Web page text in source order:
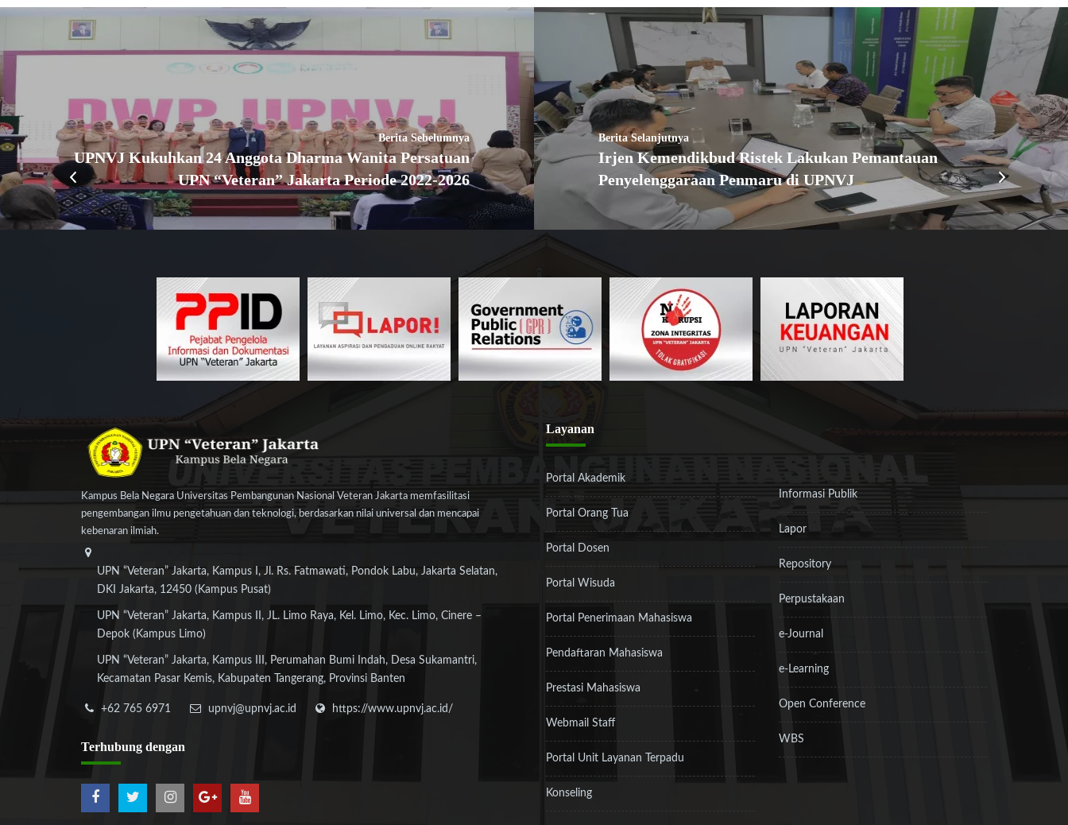
Berita Sebelumnya
UPNVJ Kukuhkan 24 Anggota Dharma Wanita Persatuan
UPN “Veteran” Jakarta Periode 2022-2026
Berita Selanjutnya
Irjen Kemendikbud Ristek Lakukan Pemantauan
Penyelenggaraan Penmaru di UPNVJ
Kampus Bela Negara Universitas Pembangunan Nasional Veteran Jakarta memfasilitasi
pengembangan ilmu pengetahuan dan teknologi, berdasarkan nilai universal dan mencapai
kebenaran ilmiah.
UPN “Veteran” Jakarta, Kampus I, Jl. Rs. Fatmawati, Pondok Labu, Jakarta Selatan,
DKI Jakarta, 12450 (Kampus Pusat)
UPN “Veteran” Jakarta, Kampus II, JL. Limo Raya, Kel. Limo, Kec. Limo, Cinere –
Depok (Kampus Limo)
UPN “Veteran” Jakarta, Kampus III, Perumahan Bumi Indah, Desa Sukamantri,
Kecamatan Pasar Kemis, Kabupaten Tangerang, Provinsi Banten
+62 765 6971 upnvj@upnvj.ac.id https://www.upnvj.ac.id/
Terhubung dengan
Layanan
Portal Akademik
Portal Orang Tua
Portal Dosen
Portal Wisuda
Portal Penerimaan Mahasiswa
Pendaftaran Mahasiswa
Prestasi Mahasiswa
Webmail Staff
Portal Unit Layanan Terpadu
Konseling
Informasi Publik
Lapor
Repository
Perpustakaan
e-Journal
e-Learning
Open Conference
WBS